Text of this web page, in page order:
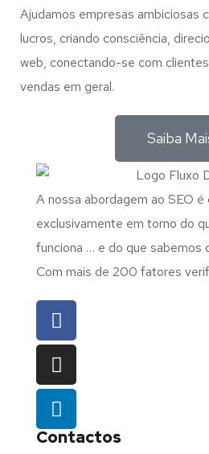
Ajudamos empresas ambiciosas
lucros, criando consciência,
web, conectando-se com
vendas em geral.
Saiba
A nossa abordagem ao SEO é
exclusivamente em torno do
funciona … e do que sabemos
Com mais de 200 fatores
Contactos